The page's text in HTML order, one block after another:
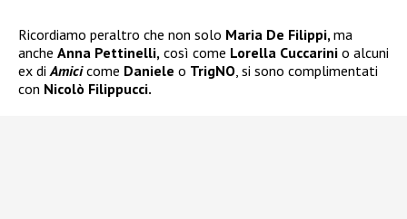
Ricordiamo peraltro che non solo Maria De Filippi,ma
anche Anna Pettinelli, così come Lorella Cuccarini o alcuni
ex diAmicicome Daniele o TrigNO, si sono complimentati
con Nicolò Filippucci.